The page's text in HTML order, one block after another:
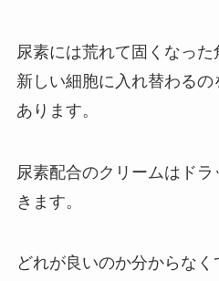
尿素には荒れて固くなった
新しい細胞に入れ替わる
あります。
尿素配合のクリームはド
きます。
どれが良いのか分からな